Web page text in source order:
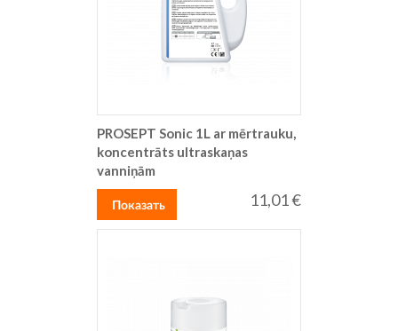
PROSEPT Sonic 1L ar mērtrauku,
koncentrāts ultraskaņas
vanniņām
11,01 €
Показать